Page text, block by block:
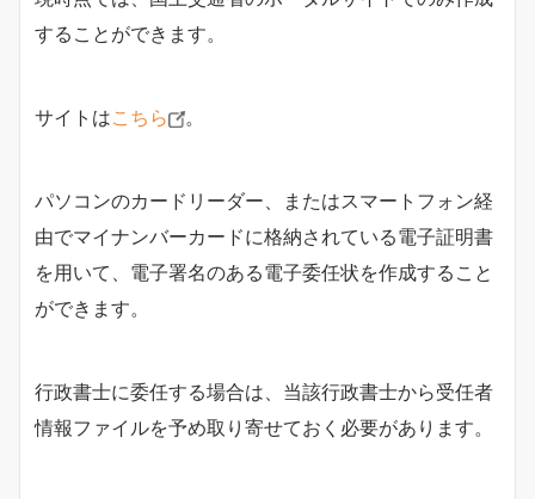
することができます。
サイトはこちら 。
パソコンのカードリーダー、またはスマートフォン経
由でマイナンバーカードに格納されている電子証明書
を用いて、電子署名のある電子委任状を作成すること
ができます。
行政書士に委任する場合は、当該行政書士から受任者
情報ファイルを予め取り寄せておく必要があります。